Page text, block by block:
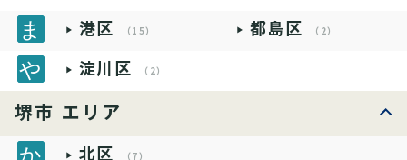
港区 （15） 都島区 （2）
淀川区 （2）
堺市 エリア
北区 （7）